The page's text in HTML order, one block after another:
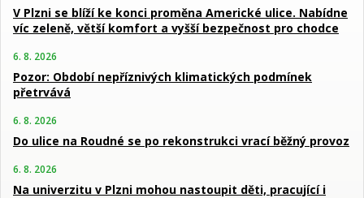
V Plzni se blíží ke konci proměna Americké ulice. Nabídne
víc zeleně, větší komfort a vyšší bezpečnost pro chodce
6. 8. 2026
Pozor: Období nepříznivých klimatických podmínek
přetrvává
6. 8. 2026
Do ulice na Roudné se po rekonstrukci vrací běžný provoz
6. 8. 2026
Na univerzitu v Plzni mohou nastoupit děti, pracující i